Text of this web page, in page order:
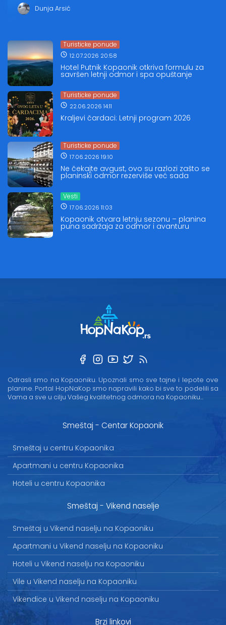
Dunja Arsić
Turisticke ponude
12.07.2026 20:58
Hotel Putnik Kopaonik otkriva formulu za
savršen letnji odmor i spa opuštanje
Turisticke ponude
22.06.2026 14:11
Kraljevi čardaci: Letnji program 2026
Turisticke ponude
17.06.2026 19:10
Ne čekajte avgust, ovo su razlozi zašto se
planinski odmor rezerviše već sada
Vesti
17.06.2026 11:03
Kopaonik otvara letnju sezonu – planina
puna sadržaja za odmor i avanturu
Odrasli smo na Kopaoniku. Upoznali smo sve tajne i lepote ove
planine. Portal HopNaKop smo napravili kako bi sve to podelili sa
Vama a sve u cilju Vašeg kvalitetnog odmora na Kopaoniku...
Smeštaj - Centar Kopaonik
Smeštaj u centru Kopaonika
Apartmani u centru Kopaonika
Hoteli u centru Kopaonika
Smeštaj - Vikend naselje
Smeštaj u Vikend naselju na Kopaoniku
Apartmani u Vikend naselju na Kopaoniku
Hoteli u Vikend naselju na Kopaoniku
Vile u Vikend naselju na Kopaoniku
Vikendice u Vikend naselju na Kopaoniku
Brzi linkovi